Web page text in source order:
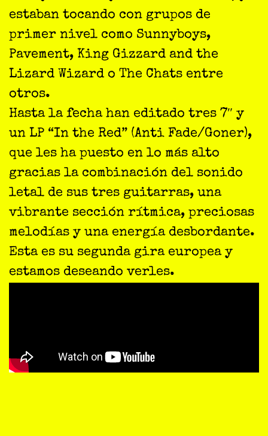
estaban tocando con grupos de
primer nivel como Sunnyboys,
Pavement, King Gizzard and the
Lizard Wizard o The Chats entre
otros.
Hasta la fecha han editado tres 7″ y
un LP “In the Red” (Anti Fade/Goner),
que les ha puesto en lo más alto
gracias la combinación del sonido
letal de sus tres guitarras, una
vibrante sección rítmica, preciosas
melodías y una energía desbordante.
Esta es su segunda gira europea y
estamos deseando verles.